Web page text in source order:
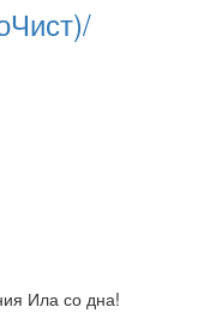
Ила со дна!